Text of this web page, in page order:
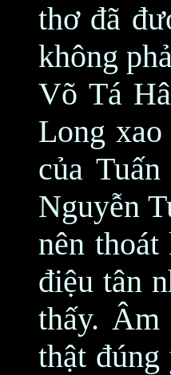
thơ đã
không
Võ Tá
Long
của
Nguyễn
nên
điệu tân
thấy.
thật